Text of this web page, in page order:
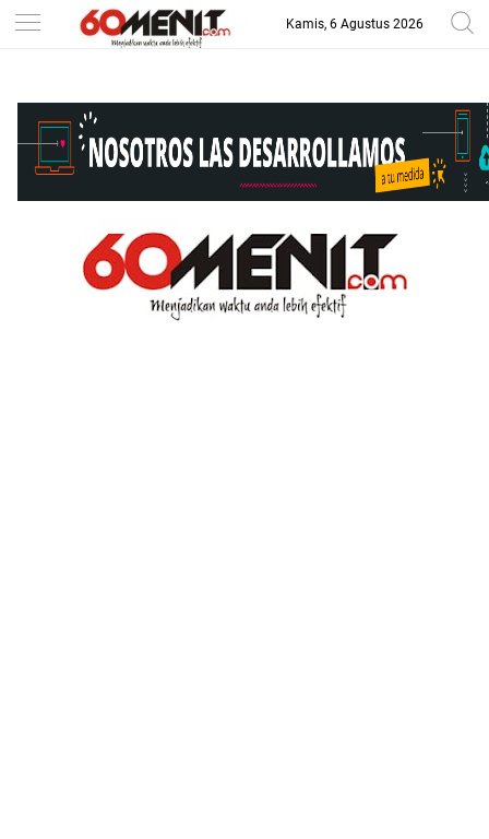
--> Kamis, 6 Agustus 2026